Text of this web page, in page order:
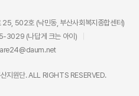
502호 (낙민동, 부산사회복지종합센터)
(나답게 크는 아이)
지원단. ALL RIGHTS RESERVED.